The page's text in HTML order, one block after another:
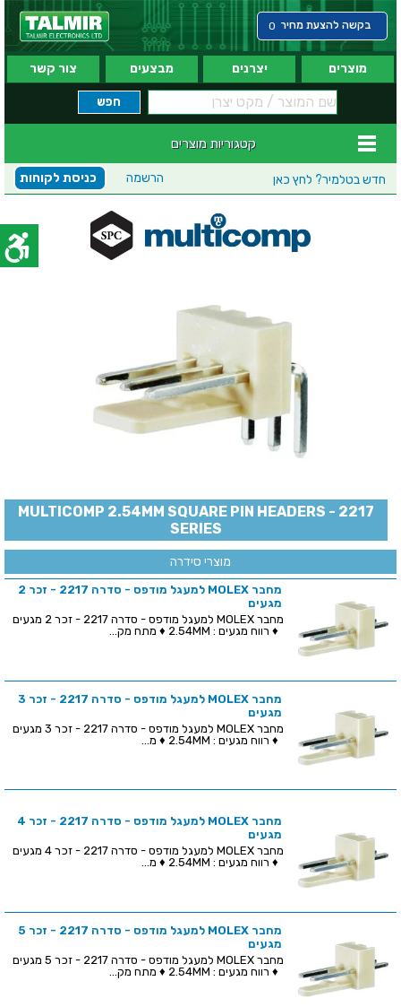
בקשה להצעת מחיר 0
מוצרים יצרנים מבצעים צור קשר
קטגוריות מוצרים
חדש בטלמיר? לחץ כאן כניסת לקוחות הרשמה
MULTICOMP 2.54MM SQUARE PIN HEADERS - 2217
SERIES
מוצרי סידרה
מחבר MOLEX למעגל מודפס - סדרה 2217 - זכר 2
מגעים
מחבר MOLEX למעגל מודפס - סדרה 2217 - זכר 2 מגעים
♦ רווח מגעים : 2.54MM ♦ מתח מק...
מחבר MOLEX למעגל מודפס - סדרה 2217 - זכר 3
מגעים
מחבר MOLEX למעגל מודפס - סדרה 2217 - זכר 3 מגעים
♦ רווח מגעים : 2.54MM ♦ מ...
מחבר MOLEX למעגל מודפס - סדרה 2217 - זכר 4
מגעים
מחבר MOLEX למעגל מודפס - סדרה 2217 - זכר 4 מגעים
♦ רווח מגעים : 2.54MM ♦ מ...
מחבר MOLEX למעגל מודפס - סדרה 2217 - זכר 5
מגעים
מחבר MOLEX למעגל מודפס - סדרה 2217 - זכר 5 מגעים
♦ רווח מגעים : 2.54MM ♦ מתח מק...